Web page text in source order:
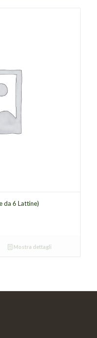
da 6 Lattine)
Mostra dettagli